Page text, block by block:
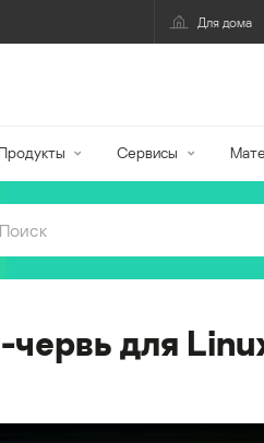
Для дома
Сервисы
червь для